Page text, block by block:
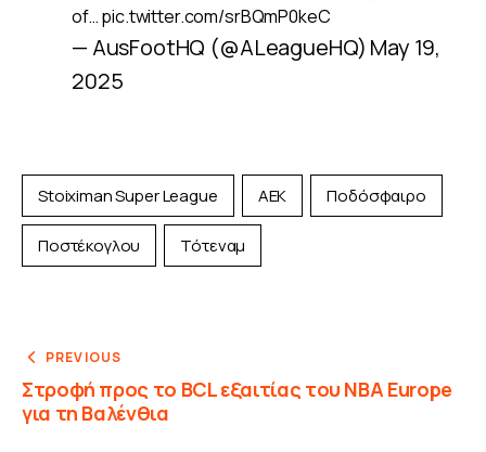
of…pic.twitter.com/srBQmP0keC
— AusFootHQ (@ALeagueHQ) May 19,
2025
Stoiximan Super League ΑΕΚ Ποδόσφαιρο
Ποστέκογλου Τότεναμ
PREVIOUS
Στροφή προς το BCL εξαιτίας του NBA Europe
για τη Βαλένθια